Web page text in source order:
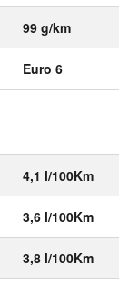
99 g/km
Euro 6
4,1 l/100Km
3,6 l/100Km
3,8 l/100Km